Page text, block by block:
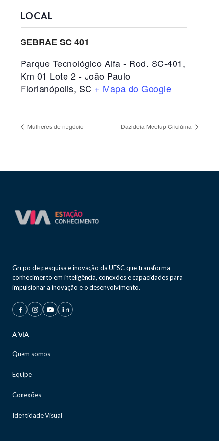
LOCAL
SEBRAE SC 401
Parque Tecnológico Alfa - Rod. SC-401,
Km 01 Lote 2 - João Paulo
Florianópolis, SC + Mapa do Google
Mulheres de negócio Dazideia Meetup Criciúma
Grupo de pesquisa e inovação da UFSC que transforma
conhecimento em inteligência, conexões e capacidades para
impulsionar a inovação e o desenvolvimento.
A VIA
Quem somos
Equipe
Conexões
Identidade Visual